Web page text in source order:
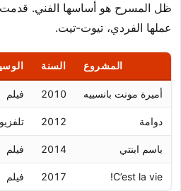
ظل المسرح هو أساسها الفني. قدمت
عملها الفردي، تيوت-تيت.
المشروع السنة
أميرة مونت بانسييه 2010 فيلم
دوامة 2012
باسم ابنتي 2014 فيلم
C’est la vie!
2017 فيلم